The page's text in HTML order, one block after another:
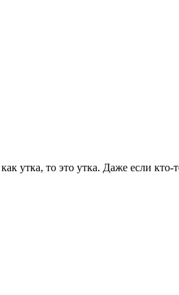
утка, то это утка. Даже если кто-